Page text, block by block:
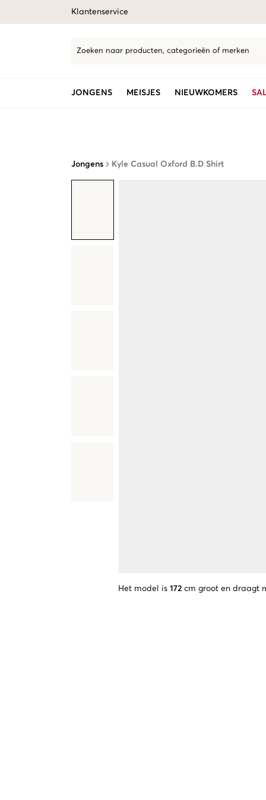
Klantenservice
Zoeken naar producten, categorieën of merken
JONGENS MEISJES NIEUWKOMERS
Jongens Kyle Casual Oxford B.D Shirt
Het model is 172 cm groot en draagt